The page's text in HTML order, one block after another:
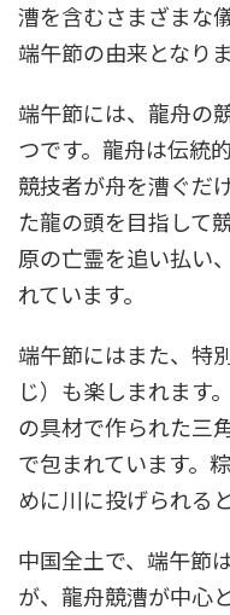
漕を含むさまざまな
端午節の由来となり
端午節には、龍舟の
つです。龍舟は伝統
競技者が舟を漕ぐだ
た龍の頭を目指して
原の亡霊を追い払い
れています。
端午節にはまた、特
じ）も楽しまれます
の具材で作られた三
で包まれています。
めに川に投げられる
中国全土で、端午節
が、龍舟競漕が中心